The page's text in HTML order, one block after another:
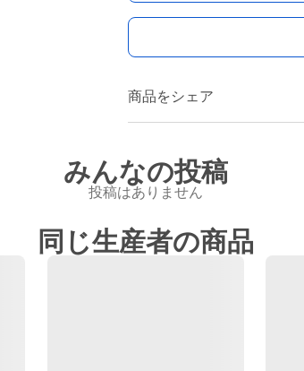
商品をシェア
みんなの投稿
投稿はありません
同じ生産者の商品